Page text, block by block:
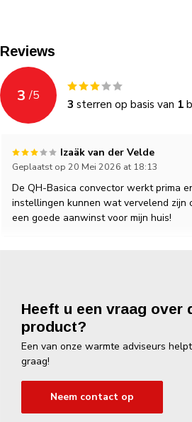
Reviews
3 /5
3 sterren op basis van 1
Izaäk van der Velde
Geplaatst op 20 Mei 2026 at 18:13
De QH-Basica convector werkt prima
instellingen kunnen wat vervelend zijn
een goede aanwinst voor mijn huis!
Heeft u een vraag over
product?
Een van onze warmte adviseurs
graag!
Neem contact op